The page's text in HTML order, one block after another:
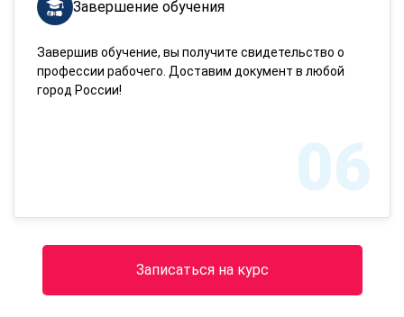
Завершение обучения
Завершив обучение, вы получите свидетельство о
профессии рабочего. Доставим документ в любой
город России!
06
Записаться на курс